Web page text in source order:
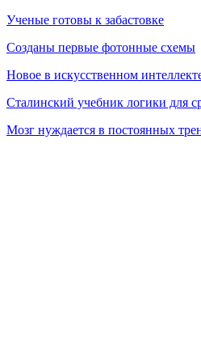
Ученые готовы к забастовке
Созданы первые фотонные схемы
Новое в искусственном
Сталинский учебник логики для
Мозг нуждается в постоянных